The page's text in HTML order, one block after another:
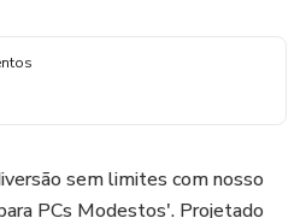
sem limites com nosso
PCs Modestos'. Projetado